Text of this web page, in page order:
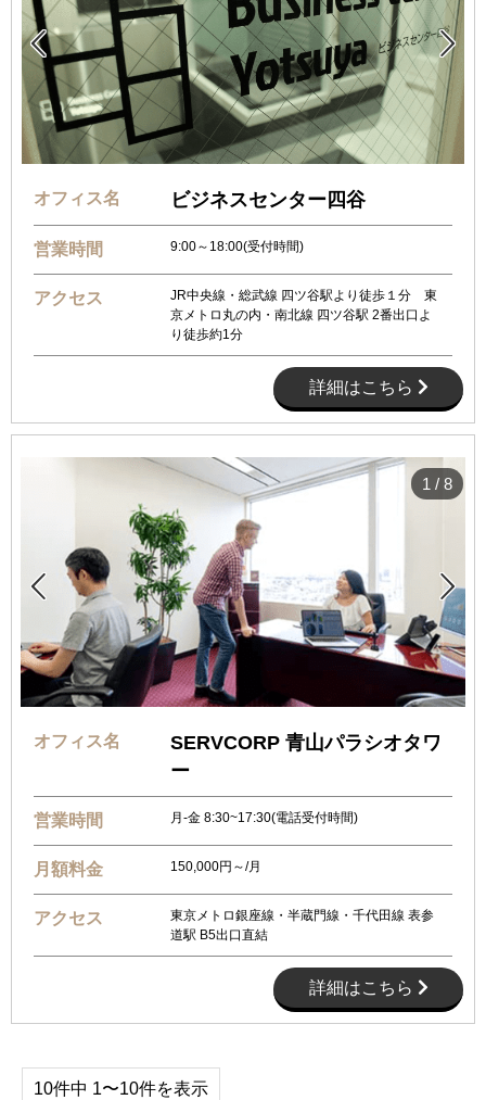
 
オフィス名 ビジネスセンター四谷
営業時間 9:00～18:00(受付時間)
アクセス
JR中央線・総武線 四ツ谷駅より徒歩１分 東
京メトロ丸の内・南北線 四ツ谷駅 2番出口よ
り徒歩約1分
詳細はこちら
 
1 / 8
オフィス名
SERVCORP 青山パラシオタワ
ー
営業時間 月-金 8:30~17:30(電話受付時間)
月額料金 150,000円～/月
アクセス
東京メトロ銀座線・半蔵門線・千代田線 表参
道駅 B5出口直結
詳細はこちら
10件中 1〜10件を表示